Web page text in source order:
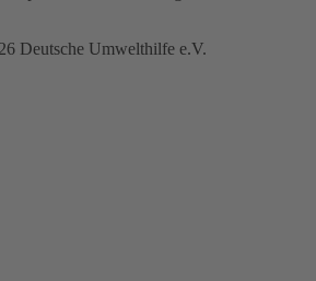
Deutsche Umwelthilfe e.V.